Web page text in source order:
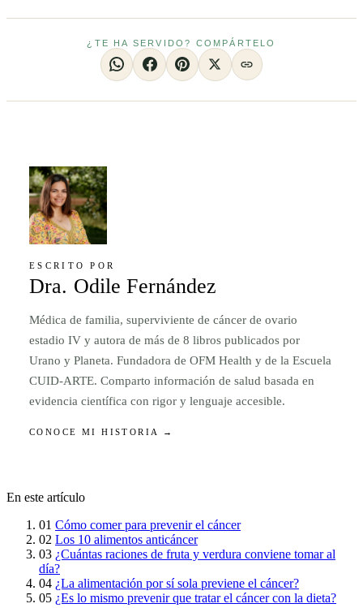
¿TE HA SERVIDO? COMPÁRTELO
ESCRITO POR
Dra. Odile Fernández
Médica de familia, superviviente de cáncer de ovario
estadio IV y autora de más de 8 libros publicados por
Urano y Planeta. Fundadora de OFM Health y de la Escuela
CUID-ARTE. Comparto información de salud basada en
evidencia científica con rigor y lenguaje accesible.
CONOCE MI HISTORIA →
En este artículo
01 Cómo comer para prevenir el cáncer
02 Los 10 alimentos anticáncer
03 ¿Cuántas raciones de fruta y verdura conviene tomar al
día?
04 ¿La alimentación por sí sola previene el cáncer?
05 ¿Es lo mismo prevenir que tratar el cáncer con la dieta?